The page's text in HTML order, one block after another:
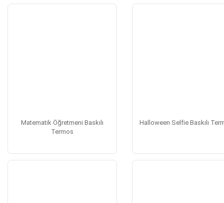
Matematik Öğretmeni Baskılı
Termos
Halloween Selfie Baskılı